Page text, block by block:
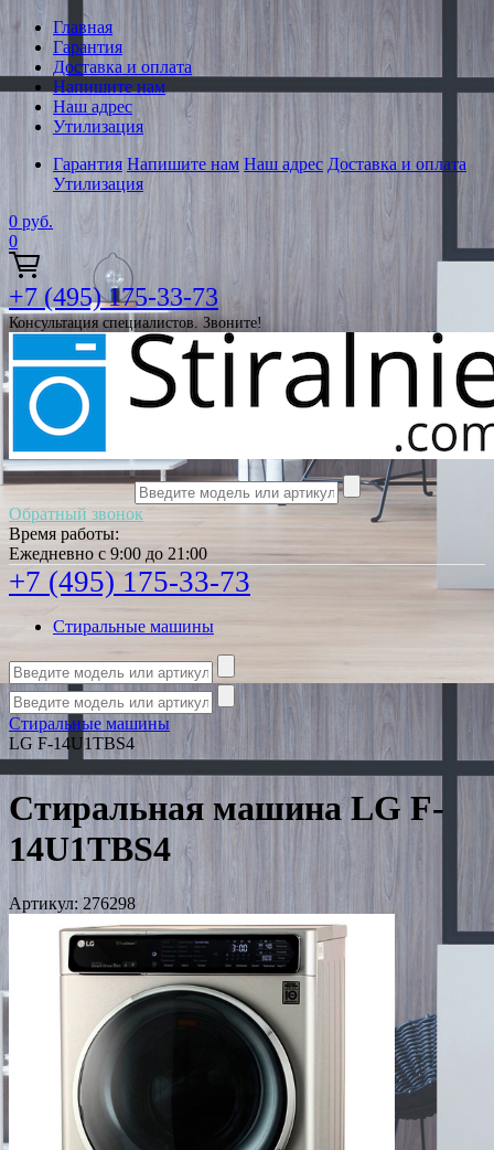
Главная
Гарантия
Доставка и оплата
Напишите нам
Наш адрес
Утилизация
Гарантия Напишите нам Наш адрес Доставка и оплата
Утилизация
0 руб.
0
+7 (495) 175-33-73
Консультация специалистов. Звоните!
Обратный звонок
Время работы:
Ежедневно с 9:00 до 21:00
+7 (495) 175-33-73
Стиральные машины
Стиральные машины
LG F-14U1TBS4
Стиральная машина LG F-
14U1TBS4
Артикул: 276298